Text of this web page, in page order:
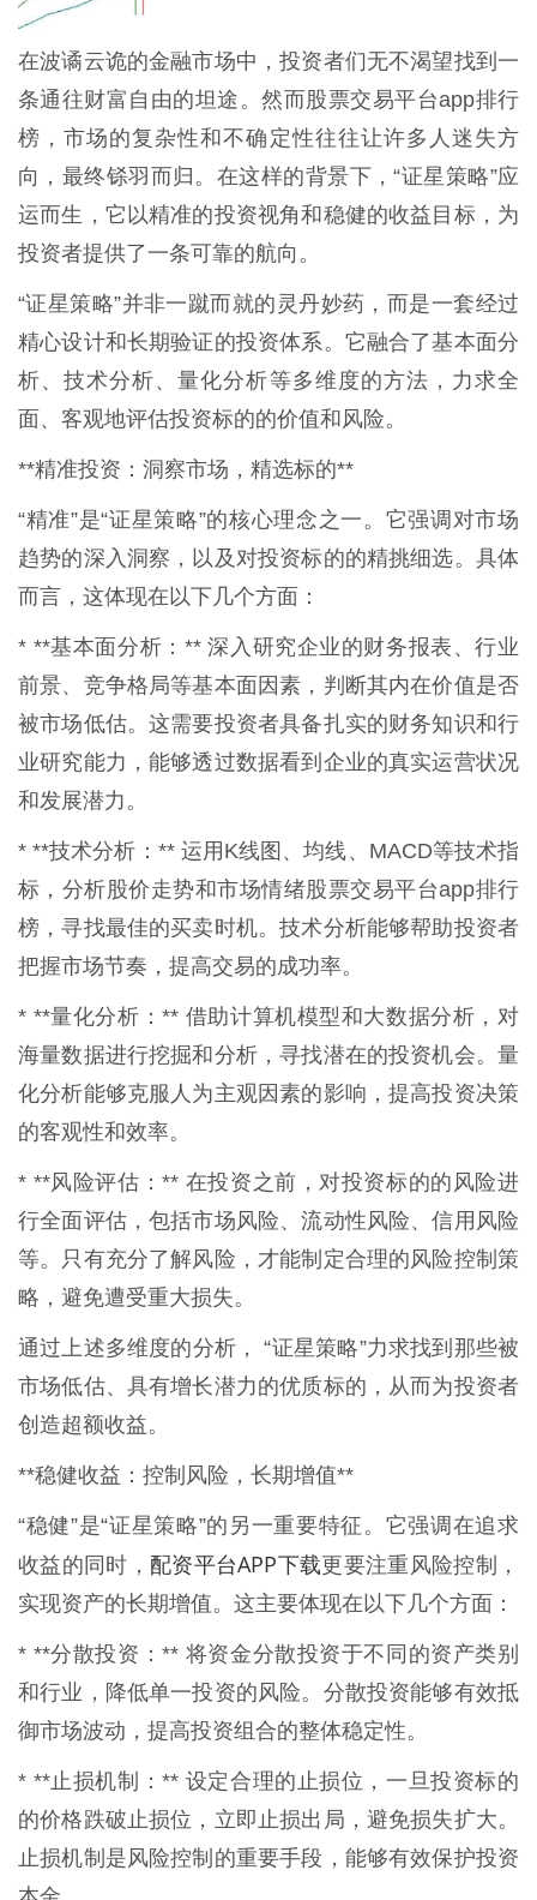
在波谲云诡的金融市场中，投资者们无不渴望找到一
条通往财富自由的坦途。然而股票交易平台app排行
榜，市场的复杂性和不确定性往往让许多人迷失方
向，最终铩羽而归。在这样的背景下，“证星策略”应
运而生，它以精准的投资视角和稳健的收益目标，为
投资者提供了一条可靠的航向。
“证星策略”并非一蹴而就的灵丹妙药，而是一套经过
精心设计和长期验证的投资体系。它融合了基本面分
析、技术分析、量化分析等多维度的方法，力求全
面、客观地评估投资标的的价值和风险。
**精准投资：洞察市场，精选标的**
“精准”是“证星策略”的核心理念之一。它强调对市场
趋势的深入洞察，以及对投资标的的精挑细选。具体
而言，这体现在以下几个方面：
* **基本面分析：** 深入研究企业的财务报表、行业
前景、竞争格局等基本面因素，判断其内在价值是否
被市场低估。这需要投资者具备扎实的财务知识和行
业研究能力，能够透过数据看到企业的真实运营状况
和发展潜力。
* **技术分析：** 运用K线图、均线、MACD等技术指
标，分析股价走势和市场情绪股票交易平台app排行
榜，寻找最佳的买卖时机。技术分析能够帮助投资者
把握市场节奏，提高交易的成功率。
* **量化分析：** 借助计算机模型和大数据分析，对
海量数据进行挖掘和分析，寻找潜在的投资机会。量
化分析能够克服人为主观因素的影响，提高投资决策
的客观性和效率。
* **风险评估：** 在投资之前，对投资标的的风险进
行全面评估，包括市场风险、流动性风险、信用风险
等。只有充分了解风险，才能制定合理的风险控制策
略，避免遭受重大损失。
通过上述多维度的分析， “证星策略”力求找到那些被
市场低估、具有增长潜力的优质标的，从而为投资者
创造超额收益。
**稳健收益：控制风险，长期增值**
“稳健”是“证星策略”的另一重要特征。它强调在追求
收益的同时， 配资平台APP下载更要注重风险控制，
实现资产的长期增值。这主要体现在以下几个方面：
* **分散投资：** 将资金分散投资于不同的资产类别
和行业，降低单一投资的风险。分散投资能够有效抵
御市场波动，提高投资组合的整体稳定性。
* **止损机制：** 设定合理的止损位，一旦投资标的
的价格跌破止损位，立即止损出局，避免损失扩大。
止损机制是风险控制的重要手段，能够有效保护投资